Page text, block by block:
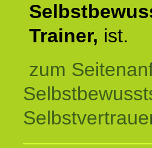
Trainer, ist.
zum